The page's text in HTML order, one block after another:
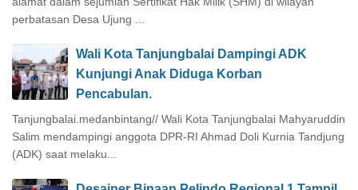
perbatasan Desa Ujung ...
Wali Kota Tanjungbalai Dampingi ADK
Kunjungi Anak Diduga Korban
Pencabulan.
Tanjungbalai.medanbintang// Wali Kota Tanjungbalai Mahyaruddin
Salim mendampingi anggota DPR-RI Ahmad Doli Kurnia Tandjung
(ADK) saat melaku...